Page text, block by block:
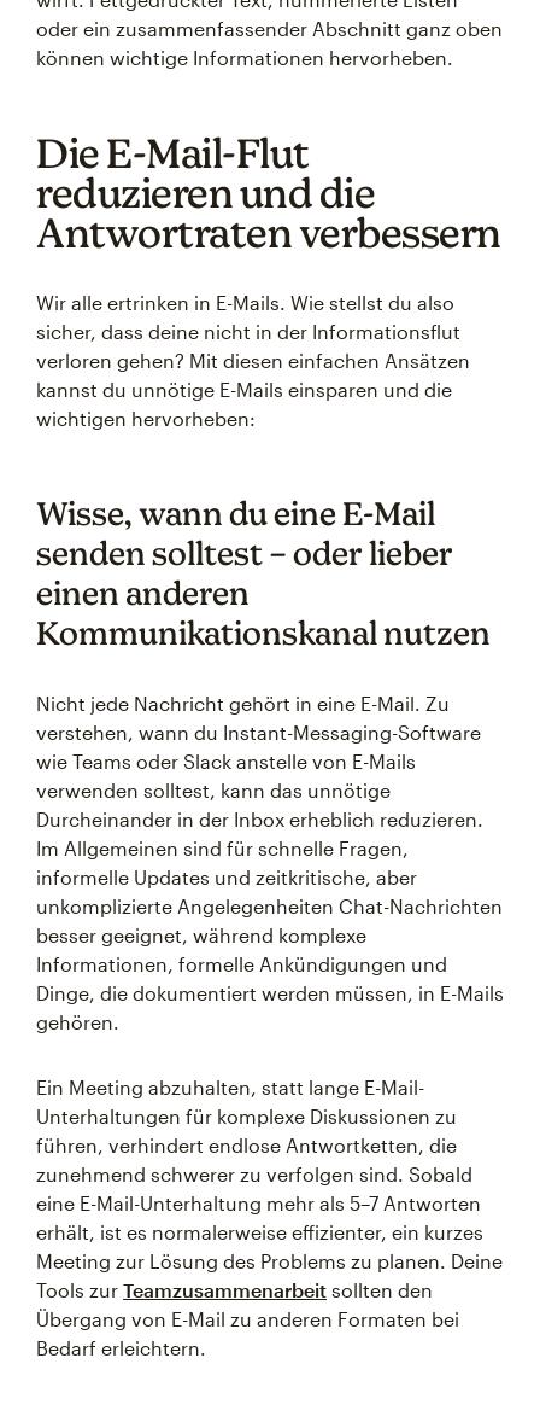
oder ein zusammenfassender Abschnitt ganz oben
können wichtige Informationen hervorheben.
Die E-Mail-Flut
reduzieren und die
Antwortraten verbessern
Wir alle ertrinken in E-Mails. Wie stellst du also
sicher, dass deine nicht in der Informationsflut
verloren gehen? Mit diesen einfachen Ansätzen
kannst du unnötige E-Mails einsparen und die
wichtigen hervorheben:
Wisse, wann du eine E-Mail
senden solltest – oder lieber
einen anderen
Kommunikationskanal nutzen
Nicht jede Nachricht gehört in eine E-Mail. Zu
verstehen, wann du Instant-Messaging-Software
wie Teams oder Slack anstelle von E-Mails
verwenden solltest, kann das unnötige
Durcheinander in der Inbox erheblich reduzieren.
Im Allgemeinen sind für schnelle Fragen,
informelle Updates und zeitkritische, aber
unkomplizierte Angelegenheiten Chat-Nachrichten
besser geeignet, während komplexe
Informationen, formelle Ankündigungen und
Dinge, die dokumentiert werden müssen, in E-Mails
gehören.
Ein Meeting abzuhalten, statt lange E-Mail-
Unterhaltungen für komplexe Diskussionen zu
führen, verhindert endlose Antwortketten, die
zunehmend schwerer zu verfolgen sind. Sobald
eine E-Mail-Unterhaltung mehr als 5–7 Antworten
erhält, ist es normalerweise effizienter, ein kurzes
Meeting zur Lösung des Problems zu planen. Deine
Tools zur Teamzusammenarbeit sollten den
Übergang von E-Mail zu anderen Formaten bei
Bedarf erleichtern.